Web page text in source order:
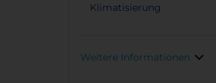
Klimatisierung
Weitere Informationen